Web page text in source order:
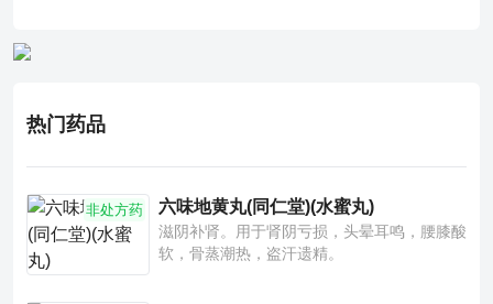
热门药品
非处方药 六味地黄丸(同仁堂)(水蜜丸)
滋阴补肾。用于肾阴亏损，头晕耳鸣，腰膝酸
软，骨蒸潮热，盗汗遗精。